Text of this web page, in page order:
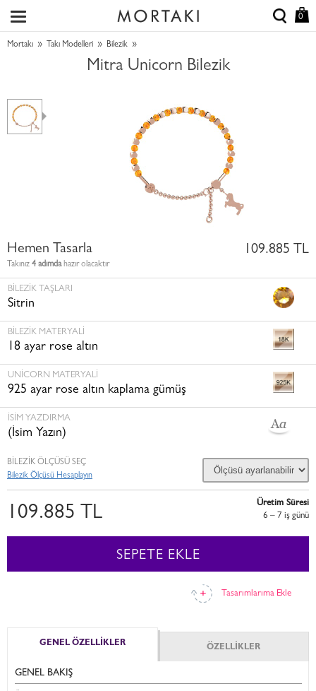
0
Mortakı » Takı Modelleri » Bilezik »
Mitra Unicorn Bilezik
Hemen Tasarla
Takınız 4 adımdahazır olacaktır
109.885 TL
BILEZIK TAŞLARI
Sitrin
BILEZIK MATERYALI
18 ayar rose altın
UNICORN MATERYALI
925 ayar rose altın kaplama gümüş
İSİM YAZDIRMA
(İsim Yazın)
Tasarımlarıma Ekle
BİLEZİK ÖLÇÜSÜ SEÇ
Bilezik Ölçüsü Hesaplayın
109.885 TL
Üretim Süresi
6 – 7 i̇ş günü
SEPETE EKLE
GENEL ÖZELLİKLER ÖZELLİKLER
GENEL BAKIŞ